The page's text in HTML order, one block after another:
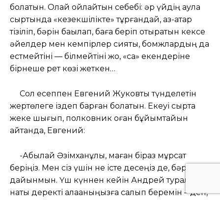
болатын. Олай ойлайтын себебі: әр үйдің аула
сыртында «кезекшілікте» тұрғандай, қаз-қатар
тізіліп, бәрін бақылап, баға беріп отыратын кексе
әйелдер мен кемпірлер сияқты, бомжлардың да
естмейтіні — білмейтіні жоқ, «сақ» екендеріне
бірнеше рет көзі жеткен…
Сол есеппен Евгений Жуковты түнделетін
жертөлеге іздеп барған болатын. Екеуі сыртқа
жеке шығып, полковник оған бұйымтайын
айтқанда, Евгений:
-Абылай Әзімханұлы, маған біраз мұрсат
беріңіз. Мен сіз үшін не істе десеңіз де, бәріне
дайынмын. Үш күннен кейін Андрей туралы
нақты деректі алақаныңызға салып беремін – деп,